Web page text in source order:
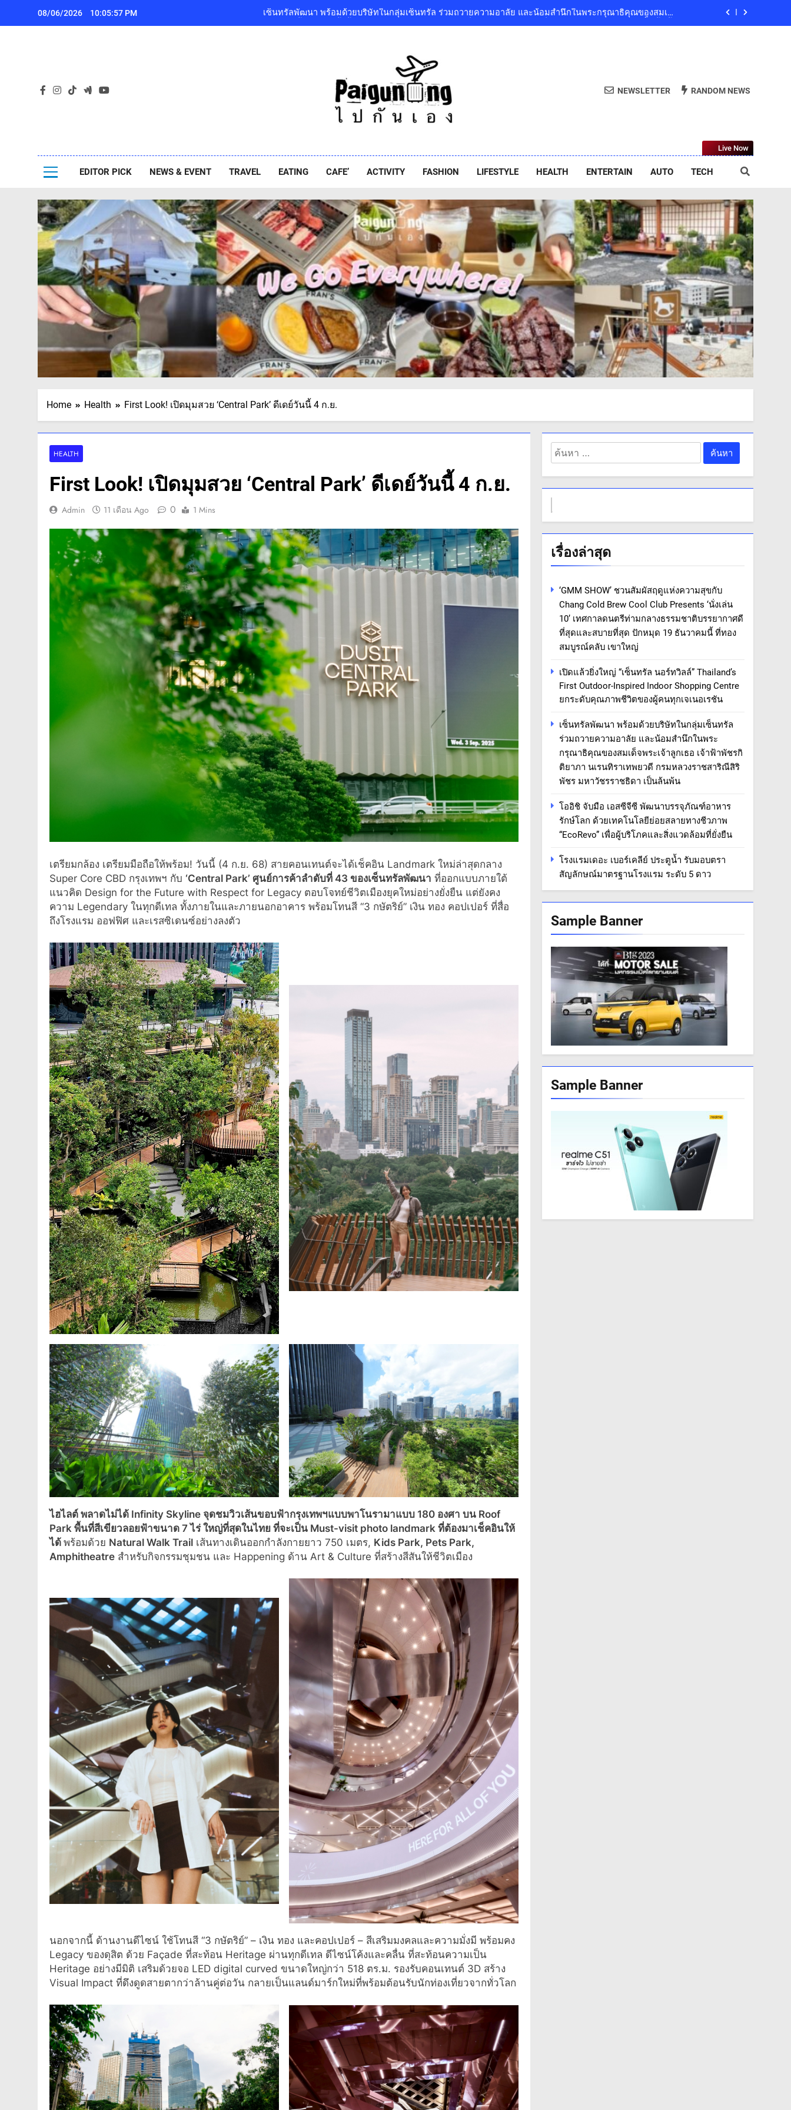
08/06/2026 10:06:00 PM
เซ็นทรัลพัฒนา พร้อมด้วยบริษัทในกลุ่มเซ็นทรัล ร่วมถวายความอาลัย และน้อมสำนึกในพระกรุณาธิคุณของสมเด็จ
พระเจ้าลูกเธอ เจ้าฟ้าพัชรกิติยาภา นเรนทิราเทพยวดี กรมหลวงราชสาริณีสิริพัชร มหาวัชรราชธิดา เป็นล้นพ้น
‘GMM SHOW’ ชวนสัมผัสฤดูแห่งความสุขกับ Chang Cold Brew Cool Club Presents ‘นั่งเล่น 10’ เทศกาลดนตรี
ท่ามกลางธรรมชาติบรรยากาศดีที่สุดและสบายที่สุด ปักหมุด 19 ธันวาคมนี้ ที่ทองสมบูรณ์คลับ เขาใหญ่
เปิดแล้วยิ่งใหญ่ “เซ็นทรัล นอร์ทวิลล์” Thailand’s First Outdoor-Inspired Indoor Shopping Centre ยกระดับคุณภาพ
ชีวิตของผู้คนทุกเจเนอเรชัน
เซ็นทรัลพัฒนา พร้อมด้วยบริษัทในกลุ่มเซ็นทรัล ร่วมถวายความอาลัย และน้อมสำนึกในพระกรุณาธิคุณของสมเด็จ
พระเจ้าลูกเธอ เจ้าฟ้าพัชรกิติยาภา นเรนทิราเทพยวดี กรมหลวงราชสาริณีสิริพัชร มหาวัชรราชธิดา เป็นล้นพ้น
Paiguneng.com
NEWSLETTER RANDOM NEWS
EDITOR PICK NEWS & EVENT TRAVEL EATING CAFE’ ACTIVITY FASHION LIFESTYLE HEALTH ENTERTAIN AUTO TECH
Live Now
Home Health First Look! เปิดมุมสวย ‘Central Park’ ดีเดย์วันนี้ 4 ก.ย.
HEALTH
First Look! เปิดมุมสวย ‘Central Park’ ดีเดย์วันนี้ 4 ก.ย.
Admin 11 เดือน Ago 0 1 Mins
เตรียมกล้อง เตรียมมือถือให้พร้อม! วันนี้ (4 ก.ย. 68) สายคอนเทนต์จะได้เช็คอิน Landmark ใหม่ล่าสุดกลาง
Super Core CBD กรุงเทพฯ กับ ‘Central Park’ ศูนย์การค้าลำดับที่ 43 ของเซ็นทรัลพัฒนา ที่ออกแบบภายใต้
แนวคิด Design for the Future with Respect for Legacy ตอบโจทย์ชีวิตเมืองยุคใหม่อย่างยั่งยืน แต่ยังคง
ความ Legendary ในทุกดีเทล ทั้งภายในและภายนอกอาคาร พร้อมโทนสี “3 กษัตริย์” เงิน ทอง คอปเปอร์ ที่สื่อ
ถึงโรงแรม ออฟฟิศ และเรสซิเดนซ์อย่างลงตัว
ไฮไลต์ พลาดไม่ได้ Infinity Skyline จุดชมวิวเส้นขอบฟ้ากรุงเทพฯแบบพาโนรามาแบบ 180 องศา บน Roof
Park พื้นที่สีเขียวลอยฟ้าขนาด 7 ไร่ ใหญ่ที่สุดในไทย ที่จะเป็น Must-visit photo landmark ที่ต้องมาเช็คอินให้
ได้ พร้อมด้วย Natural Walk Trail เส้นทางเดินออกกำลังกายยาว 750 เมตร, Kids Park, Pets Park,
Amphitheatre สำหรับกิจกรรมชุมชน และ Happening ด้าน Art & Culture ที่สร้างสีสันให้ชีวิตเมือง
นอกจากนี้ ด้านงานดีไซน์ ใช้โทนสี “3 กษัตริย์” – เงิน ทอง และคอปเปอร์ – สีเสริมมงคลและความมั่งมี พร้อมคง
Legacy ของดุสิต ด้วย Façade ที่สะท้อน Heritage ผ่านทุกดีเทล ดีไซน์โค้งและคลื่น ที่สะท้อนความเป็น
Heritage อย่างมีมิติ เสริมด้วยจอ LED digital curved ขนาดใหญ่กว่า 518 ตร.ม. รองรับคอนเทนต์ 3D สร้าง
Visual Impact ที่ดึงดูดสายตากว่าล้านคู่ต่อวัน กลายเป็นแลนด์มาร์กใหม่ที่พร้อมต้อนรับนักท่องเที่ยวจากทั่วโลก
ค้นหา
สำหรับ:
เรื่องล่าสุด
‘GMM SHOW’ ชวนสัมผัสฤดูแห่งความสุขกับ
Chang Cold Brew Cool Club Presents ‘นั่งเล่น
10’ เทศกาลดนตรีท่ามกลางธรรมชาติบรรยากาศดี
ที่สุดและสบายที่สุด ปักหมุด 19 ธันวาคมนี้ ที่ทอง
สมบูรณ์คลับ เขาใหญ่
เปิดแล้วยิ่งใหญ่ “เซ็นทรัล นอร์ทวิลล์” Thailand’s
First Outdoor-Inspired Indoor Shopping Centre
ยกระดับคุณภาพชีวิตของผู้คนทุกเจเนอเรชัน
เซ็นทรัลพัฒนา พร้อมด้วยบริษัทในกลุ่มเซ็นทรัล
ร่วมถวายความอาลัย และน้อมสำนึกในพระ
กรุณาธิคุณของสมเด็จพระเจ้าลูกเธอ เจ้าฟ้าพัชรกิ
ติยาภา นเรนทิราเทพยวดี กรมหลวงราชสาริณีสิริ
พัชร มหาวัชรราชธิดา เป็นล้นพ้น
โออิชิ จับมือ เอสซีจีซี พัฒนาบรรจุภัณฑ์อาหาร
รักษ์โลก ด้วยเทคโนโลยีย่อยสลายทางชีวภาพ
“EcoRevo” เพื่อผู้บริโภคและสิ่งแวดล้อมที่ยั่งยืน
โรงแรมเดอะ เบอร์เคลีย์ ประตูน้ำ รับมอบตรา
สัญลักษณ์มาตรฐานโรงแรม ระดับ 5 ดาว
Sample Banner
Sample Banner